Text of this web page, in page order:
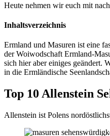
Heute nehmen wir euch mit
Inhaltsverzeichnis
Ermland und Masuren ist eine
der Woiwodschaft Ermland-
sich hier aber einiges geändert.
in die Ermländische
Top 10 Allenstein
Allenstein ist Polens